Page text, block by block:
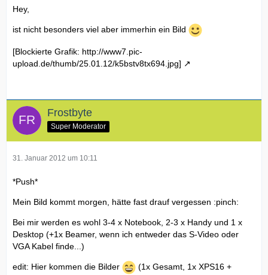
Hey,
ist nicht besonders viel aber immerhin ein Bild
[Blockierte Grafik: http://www7.pic-
upload.de/thumb/25.01.12/k5bstv8tx694.jpg]
Frostbyte
Super Moderator
31. Januar 2012 um 10:11
*Push*
Mein Bild kommt morgen, hätte fast drauf vergessen :pinch:
Bei mir werden es wohl 3-4 x Notebook, 2-3 x Handy und 1 x
Desktop (+1x Beamer, wenn ich entweder das S-Video oder
VGA Kabel finde...)
edit: Hier kommen die Bilder
(1x Gesamt, 1x XPS16 +